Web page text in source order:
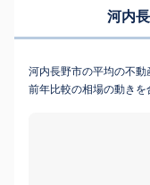
河内
河内長野市の平均の不動
前年比較の相場の動きを